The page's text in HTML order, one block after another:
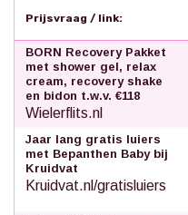
Prijsvraag / link:
BORN Recovery Pakket
met shower gel, relax
cream, recovery shake
en bidon t.w.v. €118
Wielerflits.nl
Jaar lang gratis luiers
met Bepanthen Baby bij
Kruidvat
Kruidvat.nl/gratisluiers